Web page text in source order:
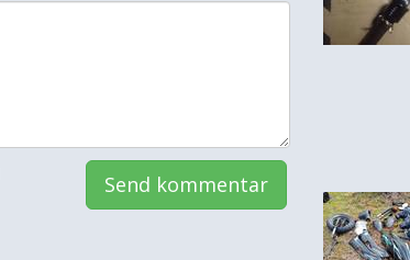
Send kommentar